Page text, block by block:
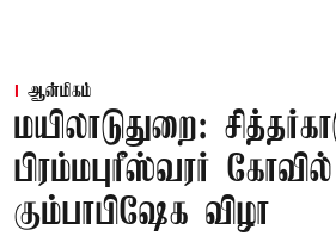
ஆன்மிகம்
மயிலாடுதுறை:
பிரம்மபுரீஸ்வரர் கோவில்
கும்பாபிஷேக விழா